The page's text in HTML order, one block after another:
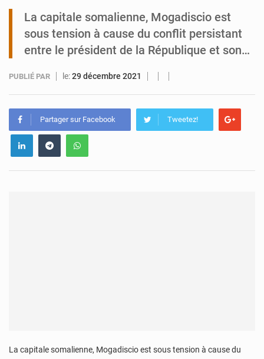
Niamey : Mohamed Toumba enchaîne les audiences
La capitale somalienne, Mogadiscio est
sous tension à cause du conflit persistant
entre le président de la République et son…
PUBLIÉ PAR le:29 décembre 2021
Partager sur Facebook Tweetez!
La capitale somalienne, Mogadiscio est sous tension à cause du